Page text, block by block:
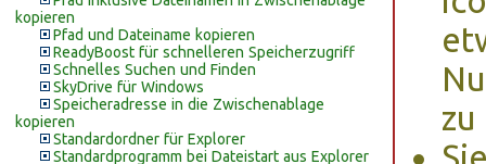
kopieren
Pfad und Dateiname kopieren
ReadyBoost für schnelleren Speicherzugriff
Schnelles Suchen und Finden
SkyDrive für Windows
Speicheradresse in die Zwischenablage
kopieren
Standardordner für Explorer
Standardprogramm bei Dateistart aus Explorer